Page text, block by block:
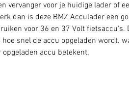
vervanger voor je huidige lader of
dan is deze BMZ Acculader een
voor 36 en 37 Volt fietsaccu's.
snel de accu opgeladen wordt.
accu betekent.